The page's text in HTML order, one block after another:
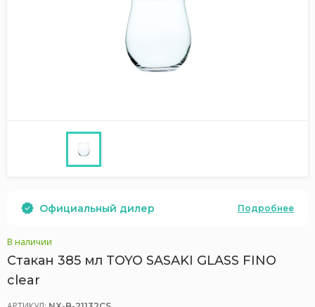
Официальный дилер Подробнее
В наличии
Стакан 385 мл TOYO SASAKI GLASS FINO
clear